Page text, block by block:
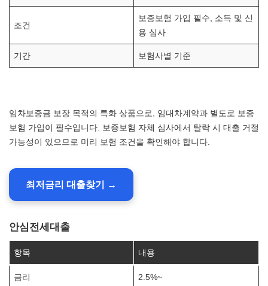
조건
보증보험 가입 필수, 소득 및 신
용 심사
기간 보험사별 기준
임차보증금 보장 목적의 특화 상품으로, 임대차계약과 별도로 보증
보험 가입이 필수입니다. 보증보험 자체 심사에서 탈락 시 대출 거절
가능성이 있으므로 미리 보험 조건을 확인해야 합니다.
최저금리 대출찾기 →
안심전세대출
항목 내용
금리 2.5%~